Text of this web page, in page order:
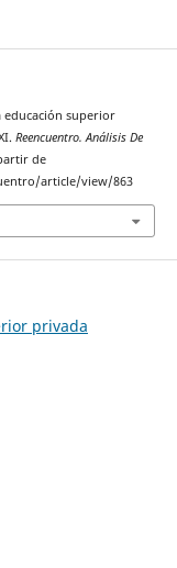
educación superior
Reencuentro. Análisis De
de
article/view/863
privada